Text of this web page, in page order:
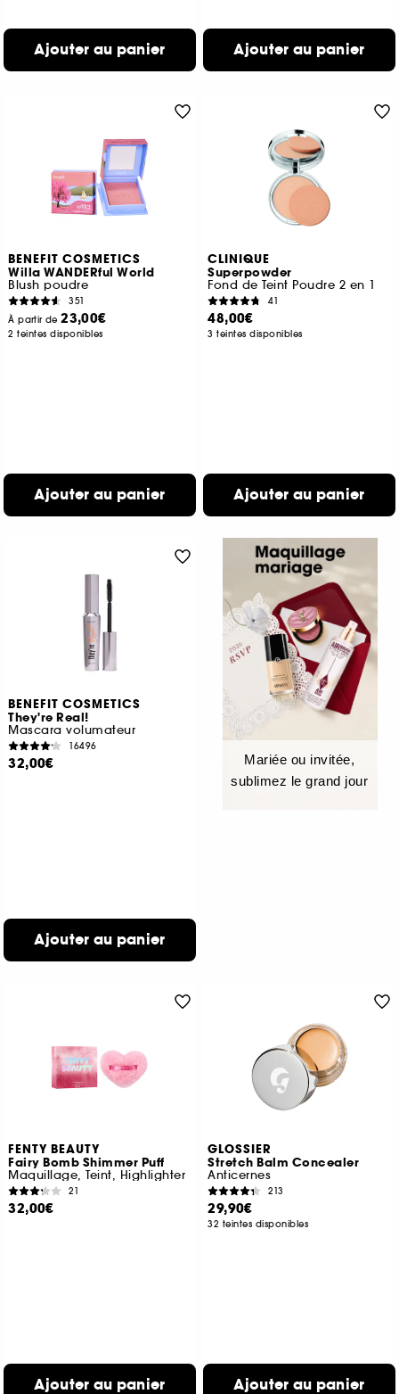
Ajouter au panier Ajouter au panier
BENEFIT COSMETICS
Willa WANDERful World
Blush poudre
351
À partir de23,00€
2 teintes disponibles
Ajouter au panier
CLINIQUE
Superpowder
Fond de Teint Poudre 2 en 1
41
48,00€
3 teintes disponibles
Ajouter au panier
BENEFIT COSMETICS
They're Real!
Mascara volumateur
16496
32,00€
Ajouter au panier
Mariée ou invitée,
sublimez le grand jour
FENTY BEAUTY
Fairy Bomb Shimmer Puff
Maquillage, Teint, Highlighter
21
32,00€
Ajouter au panier
GLOSSIER
Stretch Balm Concealer
Anticernes
213
29,90€
32 teintes disponibles
Ajouter au panier